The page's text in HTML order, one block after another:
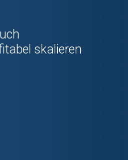
skalieren